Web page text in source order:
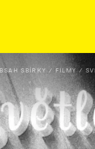
SBÍRKY FILMY